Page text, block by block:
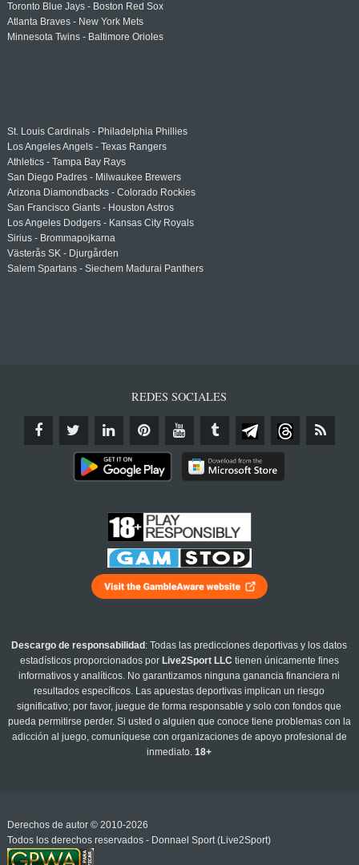
Toronto Blue Jays - Boston Red Sox
Atlanta Braves - New York Mets
Minnesota Twins - Baltimore Orioles
St. Louis Cardinals - Philadelphia Phillies
Los Angeles Angels - Texas Rangers
Athletics - Tampa Bay Rays
San Diego Padres - Milwaukee Brewers
Arizona Diamondbacks - Colorado Rockies
San Francisco Giants - Houston Astros
Los Angeles Dodgers - Kansas City Royals
Sirius - Brommapojkarna
Västerås SK - Djurgården
Salem Spartans - Siechem Madurai Panthers
REDES SOCIALES
Descargo de responsabilidad : Todas las predicciones deportivas y los datos
estadísticos proporcionados por Live2Sport LLC tienen únicamente fines
informativos y analíticos. No garantizamos ninguna ganancia financiera ni
resultados específicos. Las apuestas deportivas implican un riesgo
significativo; por favor, juegue de forma responsable y solo con fondos que
pueda permitirse perder. Si usted o alguien que conoce tiene problemas con la
adicción al juego, comuníquese con organizaciones de apoyo profesional de
inmediato.18+
Derechos de autor © 2010-2026
Todos los derechos reservados - Donnael Sport (Live2Sport)